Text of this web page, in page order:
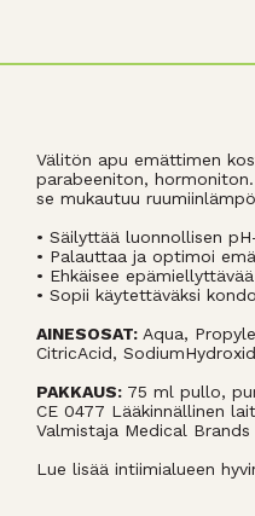
Välitön apu emättimen
parabeeniton,
se mukautuu
• Säilyttää luonnollisen
• Palauttaa ja optimoi
• Ehkäisee
• Sopii käytettäväksi
AINESOSAT: Aqua,
CitricAcid,
PAKKAUS: 75 ml pullo,
CE 0477 Lääkinnällinen
Valmistaja Medical Brands
Lue lisää intiimialueen